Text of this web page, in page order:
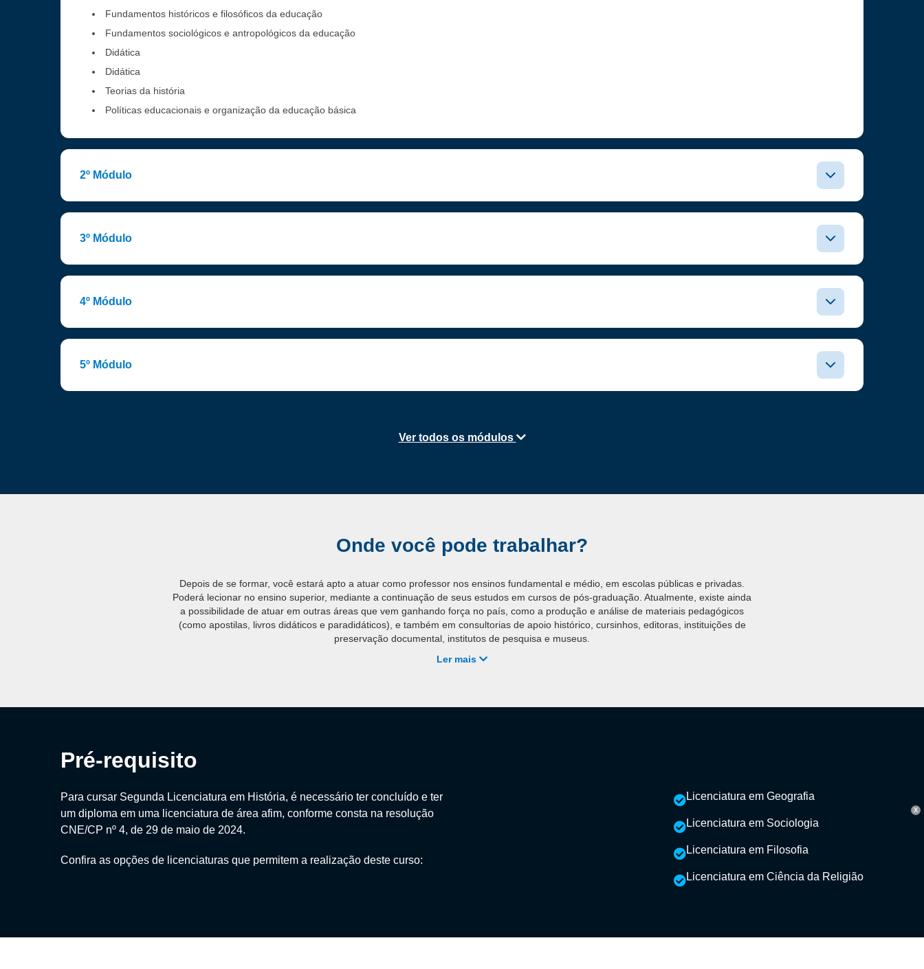
Fundamentos históricos e filosóficos da educação
Fundamentos sociológicos e antropológicos da educação
Didática
Didática
Teorias da história
Políticas educacionais e organização da educação básica
2º Módulo
3º Módulo
4º Módulo
5º Módulo
Ver todos os módulos
Onde você pode trabalhar?
Depois de se formar, você estará apto a atuar como professor nos ensinos fundamental e médio, em escolas públicas e privadas.
Poderá lecionar no ensino superior, mediante a continuação de seus estudos em cursos de pós-graduação. Atualmente, existe ainda
a possibilidade de atuar em outras áreas que vem ganhando força no país, como a produção e análise de materiais pedagógicos
(como apostilas, livros didáticos e paradidáticos), e também em consultorias de apoio histórico, cursinhos, editoras, instituições de
preservação documental, institutos de pesquisa e museus.
Ler mais
Pré-requisito
Para cursar Segunda Licenciatura em História, é necessário ter concluído e ter
um diploma em uma licenciatura de área afim, conforme consta na resolução
CNE/CP nº 4, de 29 de maio de 2024.
Confira as opções de licenciaturas que permitem a realização deste curso:
Licenciatura em Geografia
Licenciatura em Sociologia
Licenciatura em Filosofia
Licenciatura em Ciência da Religião
X